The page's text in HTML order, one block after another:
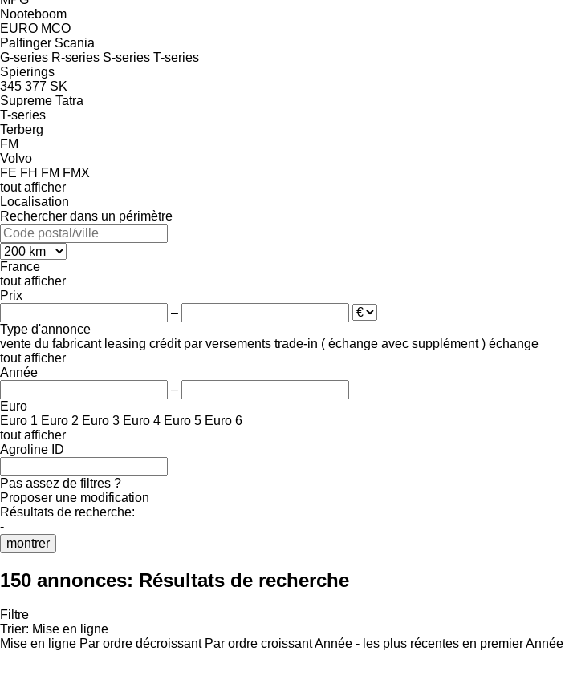
Nooteboom
EURO MCO
Palfinger Scania
G-series R-series S-series T-series
Spierings
345 377 SK
Supreme Tatra
T-series
Terberg
FM
Volvo
FE FH FM FMX
tout afficher
Localisation
Rechercher dans un périmètre
France
tout afficher
Prix
–
Type d'annonce
vente du fabricant leasing crédit par versements trade-in ( échange avec supplément ) échange
tout afficher
Année
–
Euro
Euro 1 Euro 2 Euro 3 Euro 4 Euro 5 Euro 6
tout afficher
Agroline ID
Pas assez de filtres ?
Proposer une modification
Résultats de recherche:
-
montrer
150 annonces: Résultats de recherche
Filtre
Trier: Mise en ligne
Mise en ligne Par ordre décroissant Par ordre croissantAnnée - les plus récentes en premier